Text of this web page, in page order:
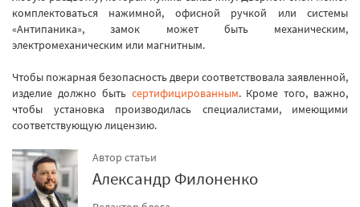
комплектоваться нажимной, офисной ручкой или системы
«Антипаника», замок может быть механическим,
электромеханическим или магнитным.
Чтобы пожарная безопасность двери соответствовала заявленной,
изделие должно быть сертифицированным. Кроме того, важно,
чтобы установка производилась специалистами, имеющими
соответствующую лицензию.
Автор статьи
Александр Филоненко